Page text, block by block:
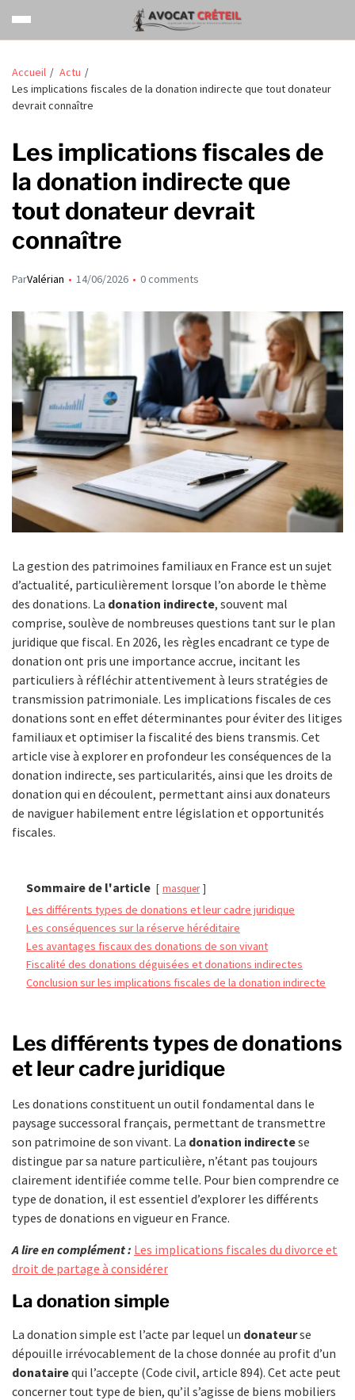
Accueil
Actu
Les implications fiscales de la donation indirecte que tout donateur
devrait connaître
Les implications fiscales de
la donation indirecte que
tout donateur devrait
connaître
ParValérian 14/06/2026 0 comments
La gestion des patrimoines familiaux en France est un sujet
d’actualité, particulièrement lorsque l’on aborde le thème
des donations. La donation indirecte, souvent mal
comprise, soulève de nombreuses questions tant sur le plan
juridique que fiscal. En 2026, les règles encadrant ce type de
donation ont pris une importance accrue, incitant les
particuliers à réfléchir attentivement à leurs stratégies de
transmission patrimoniale. Les implications fiscales de ces
donations sont en effet déterminantes pour éviter des litiges
familiaux et optimiser la fiscalité des biens transmis. Cet
article vise à explorer en profondeur les conséquences de la
donation indirecte, ses particularités, ainsi que les droits de
donation qui en découlent, permettant ainsi aux donateurs
de naviguer habilement entre législation et opportunités
fiscales.
Sommaire de l'article masquer
Les différents types de donations et leur cadre juridique
Les conséquences sur la réserve héréditaire
Les avantages fiscaux des donations de son vivant
Fiscalité des donations déguisées et donations indirectes
Conclusion sur les implications fiscales de la donation indirecte
Les différents types de donations
et leur cadre juridique
Les donations constituent un outil fondamental dans le
paysage successoral français, permettant de transmettre
son patrimoine de son vivant. La donation indirectese
distingue par sa nature particulière, n’étant pas toujours
clairement identifiée comme telle. Pour bien comprendre ce
type de donation, il est essentiel d’explorer les différents
types de donations en vigueur en France.
A lire en complément : Les implications fiscales du divorce et
droit de partage à considérer
La donation simple
La donation simple est l’acte par lequel un donateurse
dépouille irrévocablement de la chose donnée au profit d’un
donatairequi l’accepte (Code civil, article 894). Cet acte peut
concerner tout type de bien, qu’il s’agisse de biens mobiliers